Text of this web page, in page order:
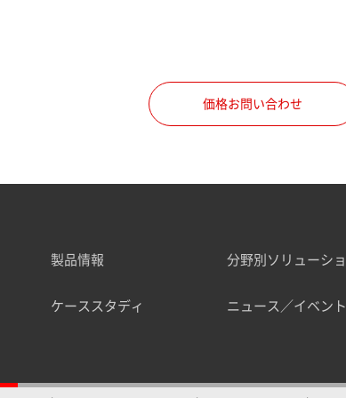
価格お問い合わせ
製品情報 分野別ソリューシ
ケーススタディ ニュース／イベント